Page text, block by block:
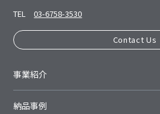
TEL
03-6758-3530
Contact Us
事業紹介
納品事例